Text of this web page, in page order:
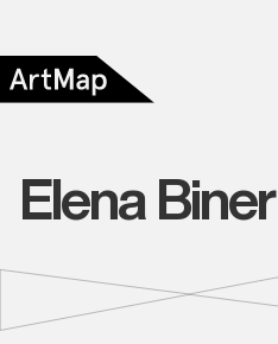
Elena Biner